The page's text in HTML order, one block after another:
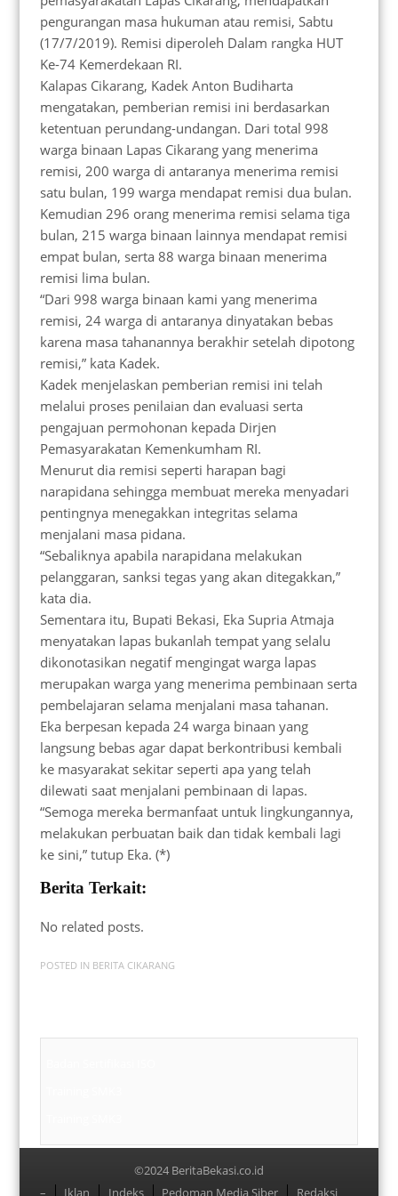
pengurangan masa hukuman atau remisi, Sabtu
(17/7/2019). Remisi diperoleh Dalam rangka HUT
Ke-74 Kemerdekaan RI.
Kalapas Cikarang, Kadek Anton Budiharta
mengatakan, pemberian remisi ini berdasarkan
ketentuan perundang-undangan. Dari total 998
warga binaan Lapas Cikarang yang menerima
remisi, 200 warga di antaranya menerima remisi
satu bulan, 199 warga mendapat remisi dua bulan.
Kemudian 296 orang menerima remisi selama tiga
bulan, 215 warga binaan lainnya mendapat remisi
empat bulan, serta 88 warga binaan menerima
remisi lima bulan.
“Dari 998 warga binaan kami yang menerima
remisi, 24 warga di antaranya dinyatakan bebas
karena masa tahanannya berakhir setelah dipotong
remisi,” kata Kadek.
Kadek menjelaskan pemberian remisi ini telah
melalui proses penilaian dan evaluasi serta
pengajuan permohonan kepada Dirjen
Pemasyarakatan Kemenkumham RI.
Menurut dia remisi seperti harapan bagi
narapidana sehingga membuat mereka menyadari
pentingnya menegakkan integritas selama
menjalani masa pidana.
“Sebaliknya apabila narapidana melakukan
pelanggaran, sanksi tegas yang akan ditegakkan,”
kata dia.
Sementara itu, Bupati Bekasi, Eka Supria Atmaja
menyatakan lapas bukanlah tempat yang selalu
dikonotasikan negatif mengingat warga lapas
merupakan warga yang menerima pembinaan serta
pembelajaran selama menjalani masa tahanan.
Eka berpesan kepada 24 warga binaan yang
langsung bebas agar dapat berkontribusi kembali
ke masyarakat sekitar seperti apa yang telah
dilewati saat menjalani pembinaan di lapas.
“Semoga mereka bermanfaat untuk lingkungannya,
melakukan perbuatan baik dan tidak kembali lagi
ke sini,” tutup Eka. (*)
Berita Terkait:
No related posts.
POSTED IN BERITA CIKARANG
©2024 BeritaBekasi.co.id
Menu